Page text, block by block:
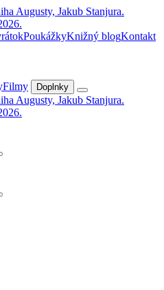
PoukážkyKnižný blogKontakt
Filmy Doplnky